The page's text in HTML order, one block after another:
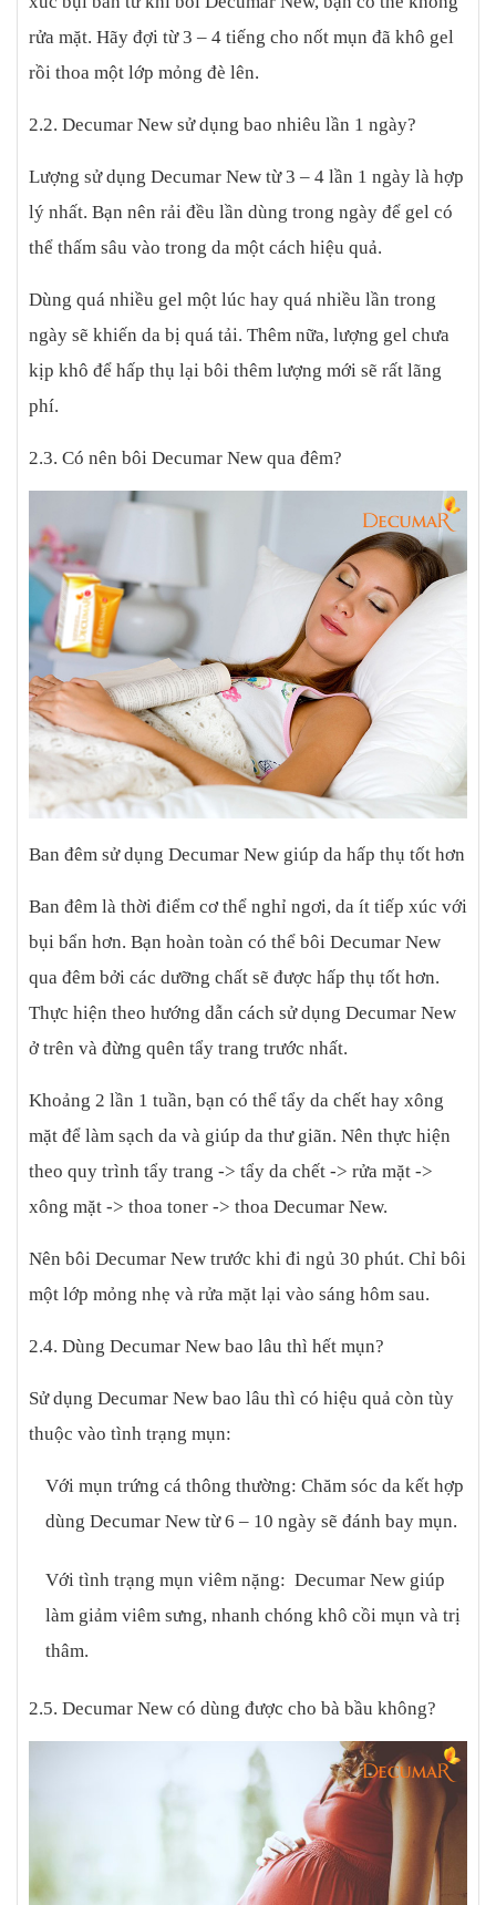
rửa mặt. Hãy đợi từ 3 – 4 tiếng cho nốt mụn đã khô gel
rồi thoa một lớp mỏng đè lên.
2.2. Decumar New sử dụng bao nhiêu lần 1 ngày?
Lượng sử dụng Decumar New từ 3 – 4 lần 1 ngày là hợp
lý nhất. Bạn nên rải đều lần dùng trong ngày để gel có
thể thấm sâu vào trong da một cách hiệu quả.
Dùng quá nhiều gel một lúc hay quá nhiều lần trong
ngày sẽ khiến da bị quá tải. Thêm nữa, lượng gel chưa
kịp khô để hấp thụ lại bôi thêm lượng mới sẽ rất lãng
phí.
2.3. Có nên bôi Decumar New qua đêm?
Ban đêm sử dụng Decumar New giúp da hấp thụ tốt hơn
Ban đêm là thời điểm cơ thể nghỉ ngơi, da ít tiếp xúc với
bụi bẩn hơn. Bạn hoàn toàn có thể bôi Decumar New
qua đêm bởi các dưỡng chất sẽ được hấp thụ tốt hơn.
Thực hiện theo hướng dẫn cách sử dụng Decumar New
ở trên và đừng quên tẩy trang trước nhất.
Khoảng 2 lần 1 tuần, bạn có thể tẩy da chết hay xông
mặt để làm sạch da và giúp da thư giãn. Nên thực hiện
theo quy trình tẩy trang -> tẩy da chết -> rửa mặt ->
xông mặt -> thoa toner -> thoa Decumar New.
Nên bôi Decumar New trước khi đi ngủ 30 phút. Chỉ bôi
một lớp mỏng nhẹ và rửa mặt lại vào sáng hôm sau.
2.4. Dùng Decumar New bao lâu thì hết mụn?
Sử dụng Decumar New bao lâu thì có hiệu quả còn tùy
thuộc vào tình trạng mụn:
Với mụn trứng cá thông thường: Chăm sóc da kết hợp
dùng Decumar New từ 6 – 10 ngày sẽ đánh bay mụn.
Với tình trạng mụn viêm nặng: Decumar New giúp
làm giảm viêm sưng, nhanh chóng khô cồi mụn và trị
thâm.
2.5. Decumar New có dùng được cho bà bầu không?